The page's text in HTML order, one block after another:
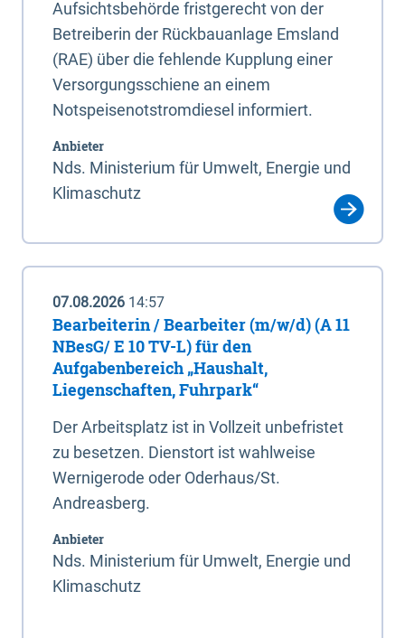
Aufsichtsbehörde fristgerecht von der
Betreiberin der Rückbauanlage Emsland
(RAE) über die fehlende Kupplung einer
Versorgungsschiene an einem
Notspeisenotstromdiesel informiert.
Anbieter
Nds. Ministerium für Umwelt, Energie und
Klimaschutz
07.08.2026 14:57
Bearbeiterin / Bearbeiter (m/w/d) (A 11
NBesG/ E 10 TV-L) für den
Aufgabenbereich „Haushalt,
Liegenschaften, Fuhrpark“
Der Arbeitsplatz ist in Vollzeit unbefristet
zu besetzen. Dienstort ist wahlweise
Wernigerode oder Oderhaus/St.
Andreasberg.
Anbieter
Nds. Ministerium für Umwelt, Energie und
Klimaschutz